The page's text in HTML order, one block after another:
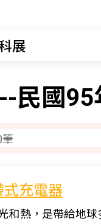
展
民國95
充電器
和熱，是帶給地